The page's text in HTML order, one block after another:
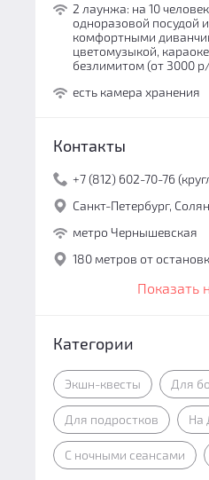
2 лаунжа: на 10
одноразовой посудой
комфортными
цветомузыкой,
безлимитом (от 3000
есть камера хранения
Контакты
+7 (812) 602-70-76
Санкт-Петербург,
метро Чернышевская
180 метров от
Показать
Категории
Экшн-квесты Для
Для подростков На
С ночными сеансами